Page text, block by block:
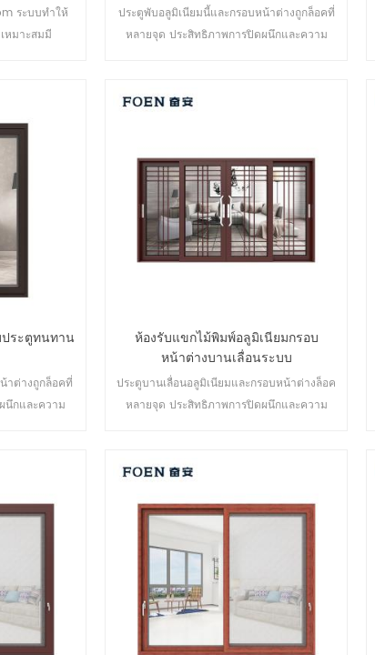
ระบบทำให้
มาะสมมี
ประตูพับอลูมิเนียมนี้และกรอบหน้าต่างถูกล็อคที่
หลายจุด ประสิทธิภาพการปิดผนึกและความ
สถาปัตยกรรมที่แตกต่างกัน
ระตูทนทาน
าต่างถูกล็อคที่
นึกและความ
กัน
ห้องรับแขกไม้พิมพ์อลูมิเนียมกรอบ
หน้าต่างบานเลื่อนระบบ
ประตูบานเลื่อนอลูมิเนียมและกรอบหน้าต่างล็อค
หลายจุด ประสิทธิภาพการปิดผนึกและความ
สถาปัตยกรรมที่แตกต่างกัน